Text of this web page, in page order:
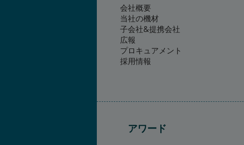
会社概要
当社の機材
子会社&提携会社
広報
プロキュアメント
採用情報
アワード